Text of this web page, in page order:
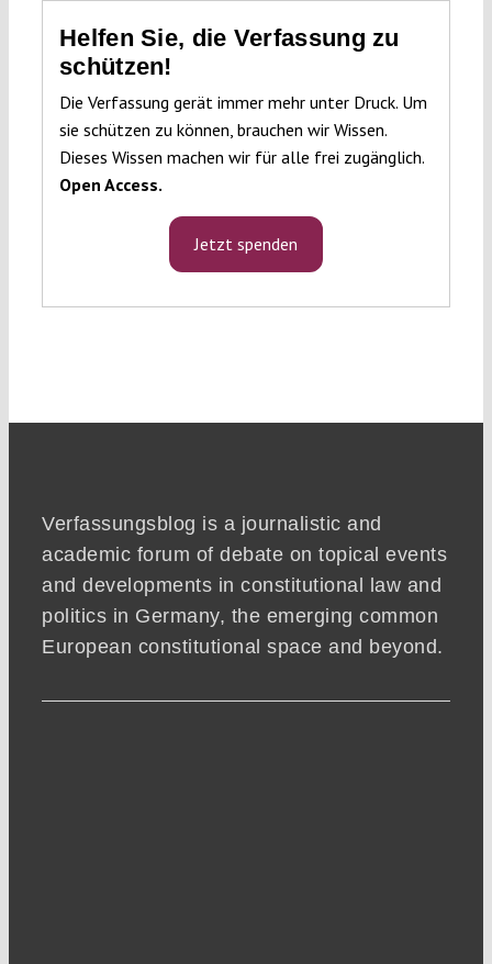
Helfen Sie, die Verfassung zu
schützen!
Die Verfassung gerät immer mehr unter Druck. Um
sie schützen zu können, brauchen wir Wissen.
Dieses Wissen machen wir für alle frei zugänglich.
Open Access.
Jetzt spenden
Verfassungsblog is a journalistic and
academic forum of debate on topical events
and developments in constitutional law and
politics in Germany, the emerging common
European constitutional space and beyond.